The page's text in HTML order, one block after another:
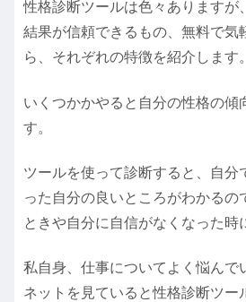
性格診断ツールは色々ありますが
結果が信頼できるもの、無料で気
ら、それぞれの特徴を紹介します。
いくつかかやると自分の性格の傾
す。
ツールを使って診断すると、自分
った自分の良いところがわかるの
ときや自分に自信がなくなった時
私自身、仕事についてよく悩んで
ネットを見ていると性格診断ツー